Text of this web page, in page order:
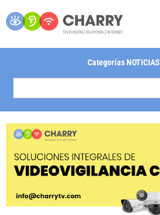
Categorías NOTICIAS